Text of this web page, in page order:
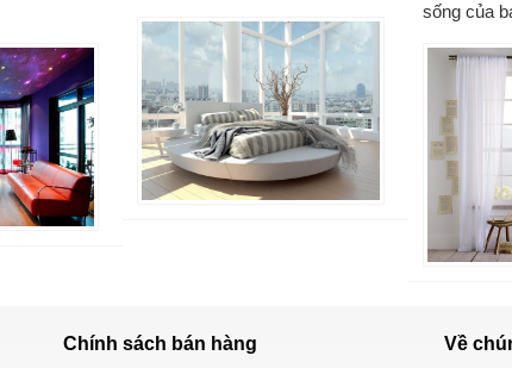
sống của
Chính sách bán hàng
Về